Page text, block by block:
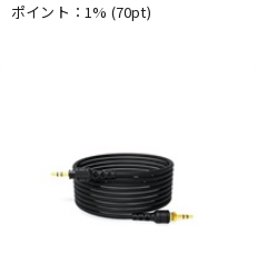
ポイント：1% (70pt)